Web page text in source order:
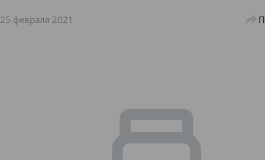
25 февраля 2021